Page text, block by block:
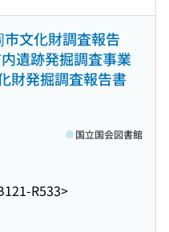
文化財調査報告
遺跡発掘調査事業
財発掘調査報告書
R533>
国立国会図書館